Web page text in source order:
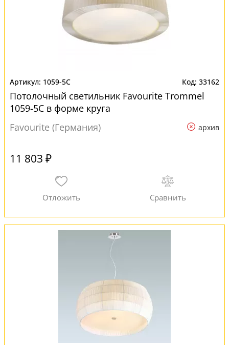
1059-5C 33162
Потолочный светильник Favourite Trommel
1059-5C в форме круга
Favourite (Германия)
архив
11 803 ₽